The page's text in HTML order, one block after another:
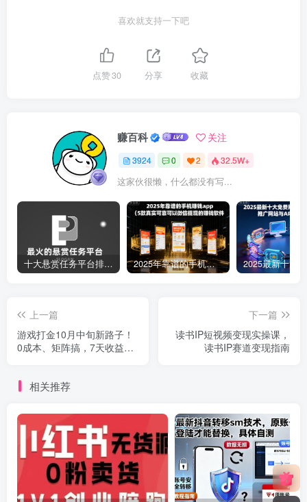
喜欢就支持一下吧
点赞30 分享 收藏
赚百科 关注
3924 0 2 32.5W+
这家伙很懒，什么都没有写...
十大悬赏任务平台排行榜（全网最好的悬赏任务平台） 2025年靠谱的手机赚钱app（5款真实可靠可以微信提现的赚钱软件）
上一篇
游戏打金10月中旬新路子！
0成本、矩阵搞，7天收益
下一篇
读书IP短视频变现实操课，
读书IP赛道变现指南
相关推荐